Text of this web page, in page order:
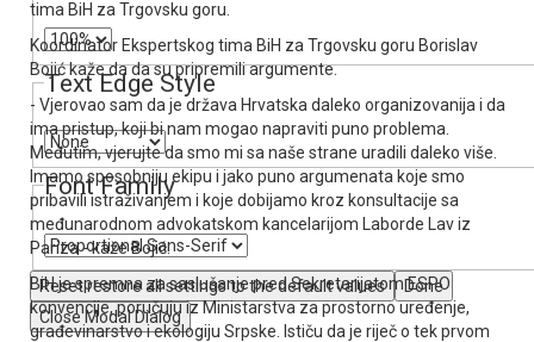
Text Edge Style
Font Family
Resetrestore all settings to the default values
Done
Close Modal Dialog
tima BiH za Trgovsku goru.
Koordinator Ekspertskog tima BiH za Trgovsku goru Borislav
Bojić kaže da da su pripremili argumente.
- Vjerovao sam da je država Hrvatska daleko organizovanija i da
ima pristup, koji bi nam mogao napraviti puno problema.
Međutim, vjerujte da smo mi sa naše strane uradili daleko više.
Imamo sposobniju ekipu i jako puno argumenata koje smo
pribavili istraživanjem i koje dobijamo kroz konsultacije sa
međunarodnom advokatskom kancelarijom Laborde Lav iz
Pariza - kaže Bojić.
BiH je spremna za saslušanje pred Sekretarijatom ESPO
konvencije, poručuju iz Ministarstva za prostorno uređenje,
građevinarstvo i ekologiju Srpske. Ističu da je riječ o tek prvom